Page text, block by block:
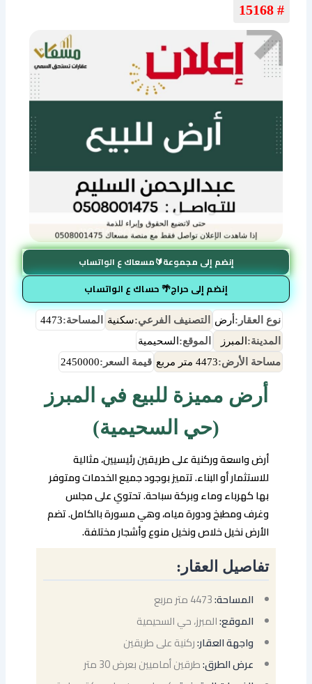
# 15168
إنضم إلى مجموعة🔰مسعاك ع الواتساب
إنضم إلى حراج🌴 حساك ع الواتساب
نوع العقار: أرض التصنيف الفرعي:سكنية المساحة:4473
المدينة: المبرز الموقع: السحيمية
مساحة الأرض:4473 متر مربع قيمة السعر:2450000
أرض مميزة للبيع في المبرز
(حي السحيمية)
أرض واسعة وركنية على طريقين رئيسيين، مثالية
للاستثمار أو البناء. تتميز بوجود جميع الخدمات ومتوفر
بها كهرباء وماء وبركة سباحة. تحتوي على مجلس
وغرف ومطبخ ودورة مياه، وهي مسورة بالكامل. تضم
الأرض نخيل خلاص ونخيل منوع وأشجار مختلفة.
تفاصيل العقار:
المساحة:
الموقع:المبرز، حي السحيمية
واجهة العقار:ركنية على طريقين
عرض الطرق:طرقين أماميين بعرض 30 متر